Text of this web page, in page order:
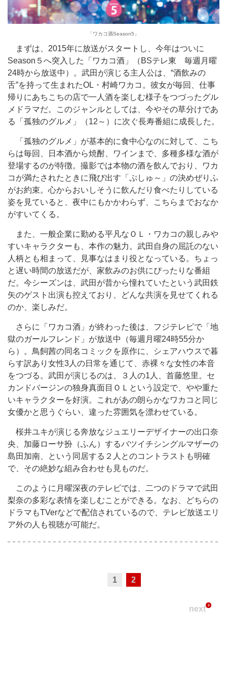
「ワカコ酒Season5」
まずは、2015年に放送がスタートし、今年はついに
Season５へ突入した「ワカコ酒」（BSテレ東 毎週月曜
24時から放送中）。武田が演じる主人公は、“酒飲みの
舌”を持って生まれたOL・村崎ワカコ。彼女が毎回、仕事
帰りにあちこちの店で一人酒を楽しむ様子をつづったグル
メドラマだ。このジャンルとしては、今やその草分けであ
る「孤独のグルメ」（12～）に次ぐ長寿番組に成長した。
「孤独のグルメ」が基本的に食中心なのに対して、こち
らは毎回、日本酒から焼酎、ワインまで、多種多様な酒が
登場するのが特徴。撮影では本物の酒を飲んでおり、ワカ
コが満たされたときに飛び出す「ぷしゅ～」の決めぜりふ
がお約束。心からおいしそうに飲んだり食べたりしている
姿を見ていると、夜中にもかかわらず、こちらまでおなか
がすいてくる。
また、一般企業に勤める平凡なＯＬ・ワカコの親しみや
すいキャラクターも、本作の魅力。武田自身の屈託のない
人柄とも相まって、見事なはまり役となっている。ちょっ
と遅い時間の放送だが、家飲みのお供にぴったりな番組
だ。今シーズンは、武田が昔から憧れていたという武田鉄
矢のゲスト出演も控えており、どんな共演を見せてくれる
のか、楽しみだ。
さらに「ワカコ酒」が終わった後は、フジテレビで「地
獄のガールフレンド」が放送中（毎週月曜24時55分か
ら）。鳥飼茜の同名コミックを原作に、シェアハウスで暮
らす訳あり女性3人の日常を通じて、赤裸々な女性の本音
をつづる。武田が演じるのは、３人の1人、首藤悠里。セ
カンドバージンの独身真面目ＯＬという設定で、やや重た
いキャラクターを好演。これがあの朗らかなワカコと同じ
女優かと思うぐらい、違った雰囲気を漂わせている。
桜井ユキが演じる奔放なジュエリーデザイナーの出口奈
央、加藤ローサ扮（ふん）するバツイチシングルマザーの
島田加南、という同居する２人とのコントラストも明確
で、その絶妙な組み合わせも見ものだ。
このように月曜深夜のテレビでは、二つのドラマで武田
梨奈の多彩な表情を楽しむことができる。なお、どちらの
ドラマもTVerなどで配信されているので、テレビ放送エリ
ア外の人も視聴が可能だ。
1 2
next